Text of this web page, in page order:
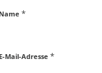
Name *
E-Mail-Adresse *